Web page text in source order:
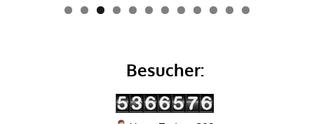
0 1 2
Besucher: